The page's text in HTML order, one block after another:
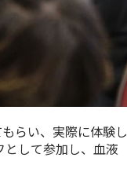
らい、実際に体験し
して参加し、血液